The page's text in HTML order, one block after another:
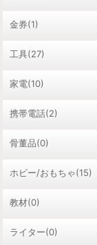
金券(1)
工具(27)
家電(10)
携帯電話(2)
骨董品(0)
ホビー/おもちゃ(15)
教材(0)
ライター(0)